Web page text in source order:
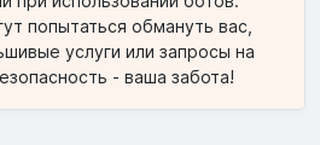
попытаться обмануть вас,
услуги или запросы на
- ваша забота!